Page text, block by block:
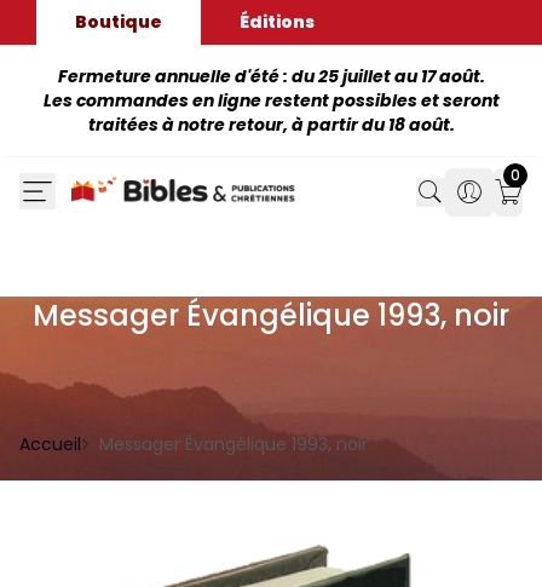
Boutique Éditions
Fermeture annuelle d'été : du 25 juillet au 17 août.
Les commandes en ligne restent possibles et seront
traitées à notre retour, à partir du 18 août.
Search
Search
0
Messager Évangélique 1993, noir
Accueil Messager Évangélique 1993, noir